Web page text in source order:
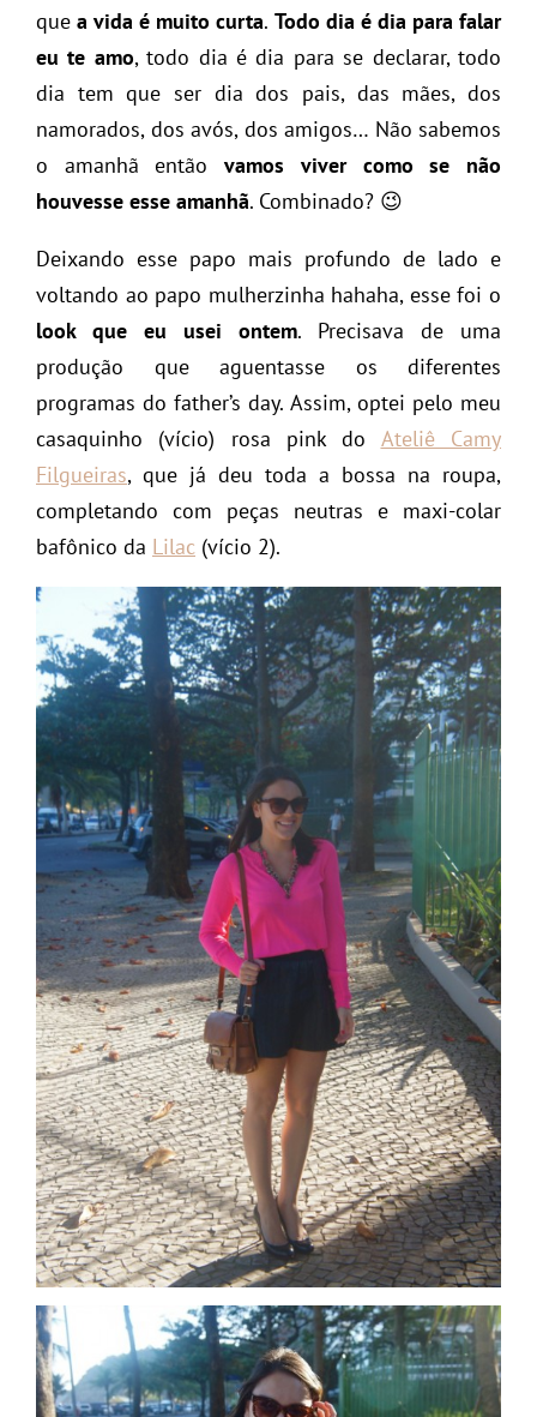
quea vida é muito curta. Todo dia é dia para falar
eu te amo, todo dia é dia para se declarar, todo
dia tem que ser dia dos pais, das mães, dos
namorados, dos avós, dos amigos… Não sabemos
o amanhã entãovamos viver como se não
houvesse esse amanhã. Combinado? 😉
Deixando esse papo mais profundo de lado e
voltando ao papo mulherzinha hahaha, esse foi o
look que eu usei ontem. Precisava de uma
produção que aguentasse os diferentes
programas do father’s day. Assim, optei pelo meu
casaquinho (vício) rosa pink do Ateliê Camy
Filgueiras, que já deu toda a bossa na roupa,
completando com peças neutras e maxi-colar
bafônico da Lilac (vício 2).